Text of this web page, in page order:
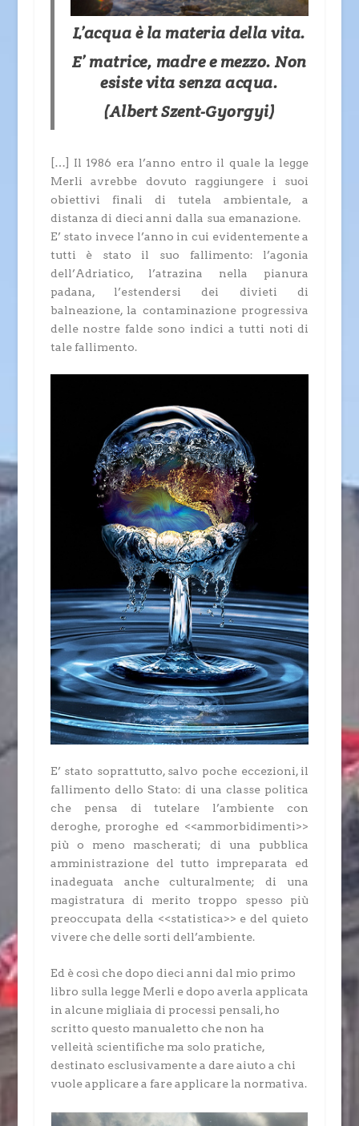
L’acqua è la materia della vita.
E’ matrice, madre e mezzo. Non
esiste vita senza acqua.
(Albert Szent-Gyorgyi)
[…] Il 1986 era l’anno entro il quale la legge
Merli avrebbe dovuto raggiungere i suoi
obiettivi finali di tutela ambientale, a
distanza di dieci anni dalla sua emanazione.
E’ stato invece l’anno in cui evidentemente a
tutti è stato il suo fallimento: l’agonia
dell’Adriatico, l’atrazina nella pianura
padana, l’estendersi dei divieti di
balneazione, la contaminazione progressiva
delle nostre falde sono indici a tutti noti di
tale fallimento.
E’ stato soprattutto, salvo poche eccezioni, il
fallimento dello Stato: di una classe politica
che pensa di tutelare l’ambiente con
deroghe, proroghe ed <<ammorbidimenti>>
più o meno mascherati; di una pubblica
amministrazione del tutto impreparata ed
inadeguata anche culturalmente; di una
magistratura di merito troppo spesso più
preoccupata della <<statistica>> e del quieto
vivere che delle sorti dell’ambiente.
Ed è così che dopo dieci anni dal mio primo
libro sulla legge Merli e dopo averla applicata
in alcune migliaia di processi pensali, ho
scritto questo manualetto che non ha
velleità scientifiche ma solo pratiche,
destinato esclusivamente a dare aiuto a chi
vuole applicare a fare applicare la normativa.